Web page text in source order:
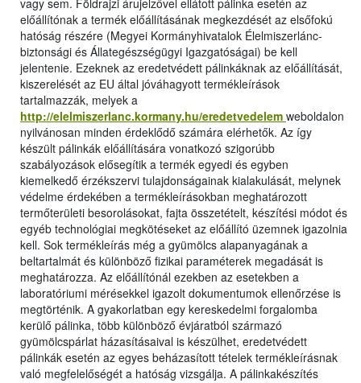
vagy sem. Földrajzi árujelzővel ellátott pálinka esetén az
előállítónak a termék előállításának megkezdését az elsőfokú
hatóság részére (Megyei Kormányhivatalok Élelmiszerlánc-
biztonsági és Állategészségügyi Igazgatóságai) be kell
jelentenie. Ezeknek az eredetvédett pálinkáknak az előállítását,
kiszerelését az EU által jóváhagyott termékleírások
tartalmazzák, melyek a
http://elelmiszerlanc.kormany.hu/eredetvedelem weboldalon
nyilvánosan minden érdeklődő számára elérhetők. Az így
készült pálinkák előállítására vonatkozó szigorúbb
szabályozások elősegítik a termék egyedi és egyben
kiemelkedő érzékszervi tulajdonságainak kialakulását, melynek
védelme érdekében a termékleírásokban meghatározott
termőterületi besorolásokat, fajta összetételt, készítési módot és
egyéb technológiai megkötéseket az előállító üzemnek igazolnia
kell. Sok termékleírás még a gyümölcs alapanyagának a
beltartalmát és különböző fizikai paraméterek megadását is
meghatározza. Az előállítónál ezekben az esetekben a
laboratóriumi mérésekkel igazolt dokumentumok ellenőrzése is
megtörténik. A gyakorlatban egy kereskedelmi forgalomba
kerülő pálinka, több különböző évjáratból származó
gyümölcspárlat házasításaival is készülhet, eredetvédett
pálinkák esetén az egyes beházasított tételek termékleírásnak
való megfelelőségét a hatóság vizsgálja. A pálinkakészítés